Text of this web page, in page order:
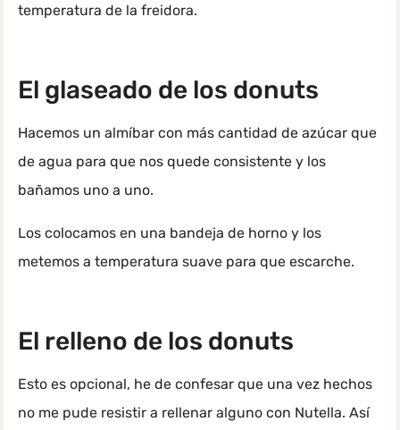
temperatura de la freidora.
El glaseado de los donuts
Hacemos un almíbar con más cantidad de azúcar que
de agua para que nos quede consistente y los
bañamos uno a uno.
Los colocamos en una bandeja de horno y los
metemos a temperatura suave para que escarche.
El relleno de los donuts
Esto es opcional, he de confesar que una vez hechos
no me pude resistir a rellenar alguno con Nutella. Así